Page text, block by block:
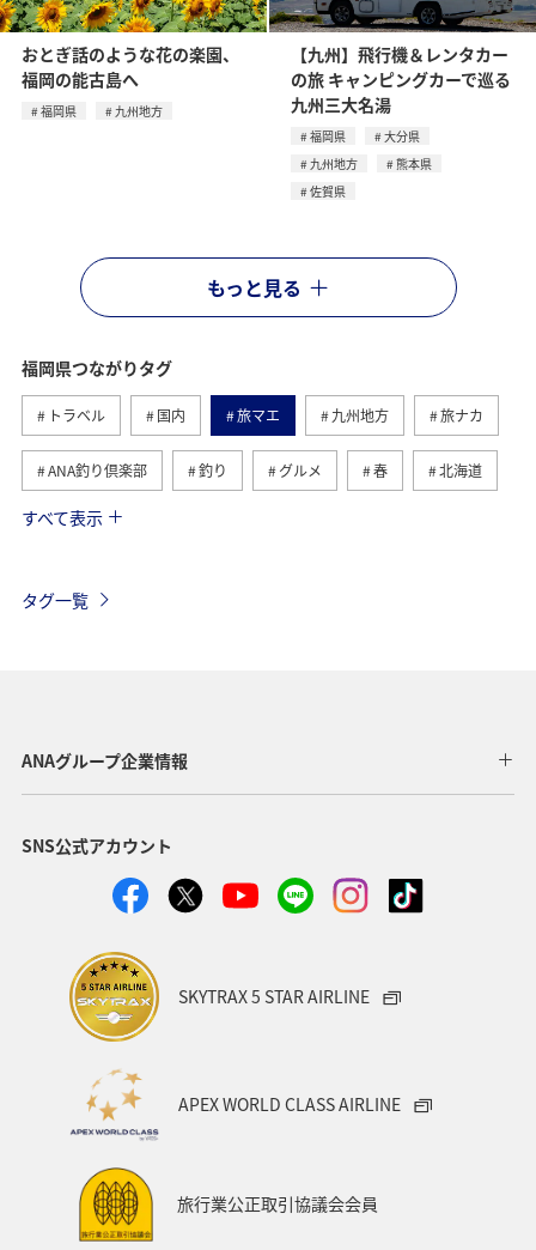
おとぎ話のような花の楽園、
福岡の能古島へ
福岡県 九州地方
【九州】飛行機＆レンタカー
の旅 キャンピングカーで巡る
九州三大名湯
福岡県
大分県
九州地方
熊本県
佐賀県
もっと見る
福岡県つながりタグ
トラベル 国内 旅マエ 九州地方 旅ナカ
ANA釣り倶楽部 釣り グルメ 春 北海道
冬 海
鹿児島県 趣味 旅アト 新潟県 香川県
沖縄県 宮城県
三重県 札幌 お祭り・イベント
糸島
島根県 サイクリング
日本の歴史・文化・芸術
青森県 石川県
ブリ
すべて表示
タグ一覧
ANAグループ企業情報
SNS公式アカウント
SKYTRAX 5 STAR AIRLINE
APEX WORLD CLASS AIRLINE
旅行業公正取引協議会会員